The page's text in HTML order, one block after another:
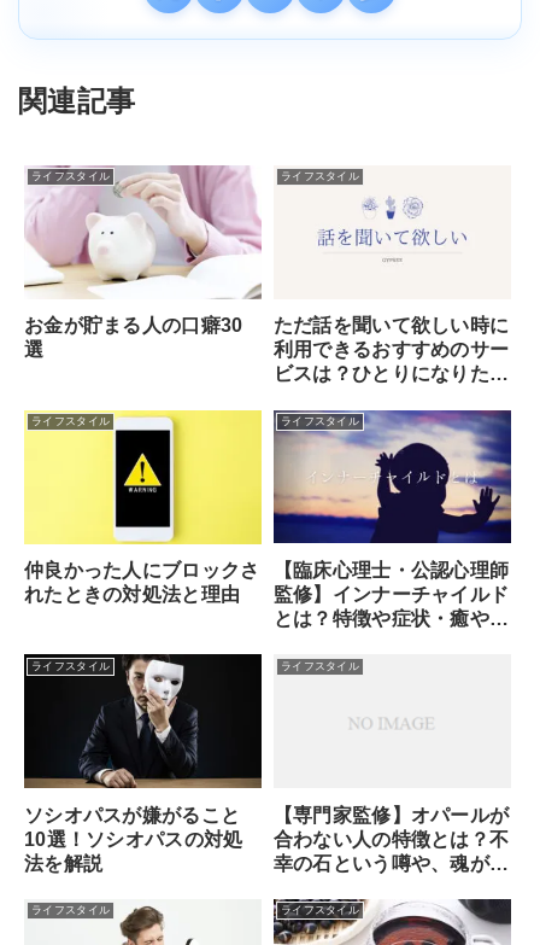
関連記事
ライフスタイル
お金が貯まる人の口癖30
選
ライフスタイル
ただ話を聞いて欲しい時に
利用できるおすすめのサー
ビスは？ひとりになりた
いたいなら電話占い！
ライフスタイル
仲良かった人にブロックさ
れたときの対処法と理由
ライフスタイル
【臨床心理士・公認心理師
監修】インナーチャイルド
とは？特徴や症状・癒やし
方
ライフスタイル
ソシオパスが嫌がること
10選！ソシオパスの対処
法を解説
ライフスタイル
【専門家監修】オパールが
合わない人の特徴とは？不
幸の石という噂や、魂が求
ライフスタイル ライフスタイル